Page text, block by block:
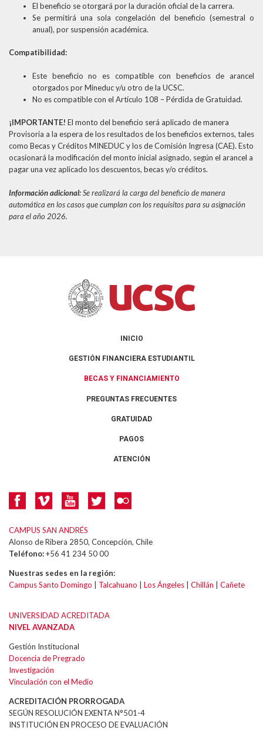
El beneficio se otorgará por la duración oficial de la carrera.
Se permitirá una sola congelación del beneficio (semestral o
anual), por suspensión académica.
Compatibilidad:
Este beneficio no es compatible con beneficios de arancel
otorgados por Mineduc y/u otro de la UCSC.
No es compatible con el Artículo 108 – Pérdida de Gratuidad.
¡IMPORTANTE! El monto del beneficio será aplicado de manera
Provisoria a la espera de los resultados de los beneficios externos, tales
como Becas y Créditos MINEDUC y los de Comisión Ingresa (CAE). Esto
ocasionará la modificación del monto inicial asignado, según el arancel a
pagar una vez aplicado los descuentos, becas y/o créditos.
Información adicional:Se realizará la carga del beneficio de manera
automática en los casos que cumplan con los requisitos para su asignación
para el año 2026.
INICIO
GESTIÓN FINANCIERA ESTUDIANTIL
BECAS Y FINANCIAMIENTO
PREGUNTAS FRECUENTES
GRATUIDAD
PAGOS
ATENCIÓN
CAMPUS SAN ANDRÉS
Alonso de Ribera 2850, Concepción, Chile
Teléfono:+56 41 234 50 00
Nuestras sedes en la región:
Campus Santo Domingo
Talcahuano Los Ángeles Chillán Cañete
UNIVERSIDAD ACREDITADA
NIVEL AVANZADA
Gestión Institucional
Docencia de Pregrado
Investigación
Vinculación con el Medio
ACREDITACIÓN PRORROGADA
SEGÚN RESOLUCIÓN EXENTA N°501-4
INSTITUCIÓN EN PROCESO DE EVALUACIÓN